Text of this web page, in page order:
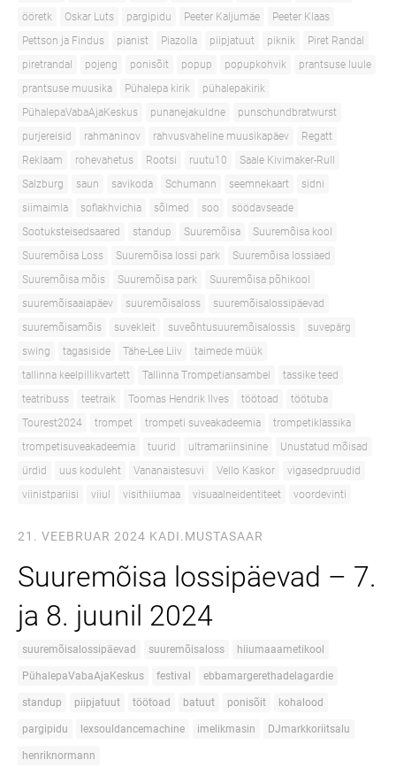
ööretk
Oskar Luts pargipidu Peeter Kaljumäe
Peeter Klaas
Pettson ja Findus
pianist Piazolla piipjatuut piknik
Piret Randal
piretrandal
pojeng ponisõit popup popupkohvik
prantsuse luule
prantsuse muusika
Pühalepa kirik
pühalepakirik
PühalepaVabaAjaKeskus
punanejakuldne
punschundbratwurst
purjereisid
rahmaninov rahvusvaheline muusikapäev
Regatt
Reklaam
rohevahetus Rootsi ruutu10
Saale Kivimaker-Rull
Salzburg
saun savikoda Schumann seemnekaart
sidni
siimaimla
sofiakhvichia sõlmed soo
söödavseade
Sootuksteisedsaared
standup Suuremõisa
Suuremõisa kool
Suuremõisa Loss
Suuremõisa lossi park
Suuremõisa lossiaed
Suuremõisa mõis
Suuremõisa park
Suuremõisa põhikool
suuremõisaaiapäev
suuremõisaloss
suuremõisalossipäevad
suuremõisamõis
suvekleit suveõhtusuuremõisalossis
suvepärg
swing
tagasiside Tähe-Lee Liiv
taimede müük
tallinna keelpillikvartett
Tallinna Trompetiansambel
tassike teed
teatribuss
teetraik Toomas Hendrik Ilves töötoad
töötuba
Tourest2024
trompet trompeti suveakadeemia
trompetiklassika
trompetisuveakadeemia
tuurid ultramariinsinine
Unustatud mõisad
ürdid
uus koduleht Vananaistesuvi Vello Kaskor
vigasedpruudid
viinistpariisi
viiul visithiiumaa visuaalneidentiteet voordevinti
21. VEEBRUAR 2024 KADI.MUSTASAAR
Suuremõisa lossipäevad – 7.
ja 8. juunil 2024
suuremõisalossipäevad suuremõisaloss hiiumaaametikool
PühalepaVabaAjaKeskus festival ebbamargerethadelagardie
standup piipjatuut töötoad batuut ponisõit kohalood
pargipidu lexsouldancemachine imelikmasin DJmarkkoriitsalu
henriknormann